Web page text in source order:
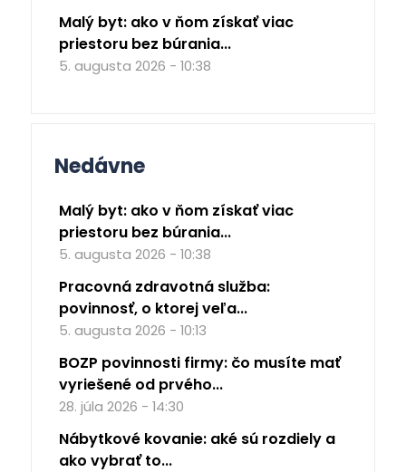
Malý byt: ako v ňom získať viac
priestoru bez búrania...
5. augusta 2026 - 10:38
Nedávne
Malý byt: ako v ňom získať viac
priestoru bez búrania...
5. augusta 2026 - 10:38
Pracovná zdravotná služba:
povinnosť, o ktorej veľa...
5. augusta 2026 - 10:13
BOZP povinnosti firmy: čo musíte mať
vyriešené od prvého...
28. júla 2026 - 14:30
Nábytkové kovanie: aké sú rozdiely a
ako vybrať to...